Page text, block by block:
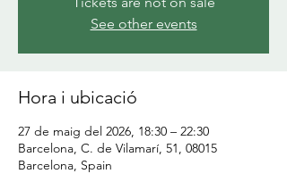
See other events
Hora i ubicació
27 de maig del 2026, 18:30 – 22:30
Barcelona, C. de Vilamarí, 51, 08015
Barcelona, Spain